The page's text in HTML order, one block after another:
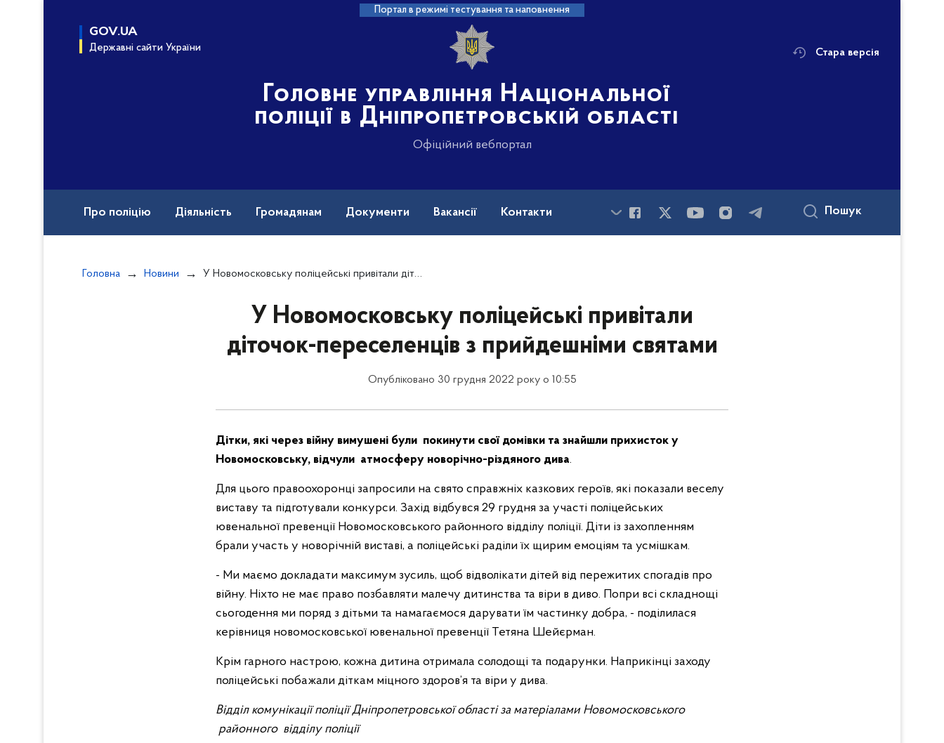
Портал в режимі тестування та наповнення
GOV.UA
Державні сайти України
Головне управління Національної
поліції в Дніпропетровській області
Офіційний вебпортал
Стара версія
Про поліцію Діяльність Громадянам Документи Вакансії Контакти Пошук
Головна Новини У Новомосковську поліцейські привітали діточок-переселенців з прийдешніми святами
У Новомосковську поліцейські привітали
діточок-переселенців з прийдешніми святами
Опубліковано 30 грудня 2022 року о 10:55
Дітки, які через війну вимушені були покинути свої домівки та знайшли прихисток у
Новомосковську, відчули атмосферу новорічно-різдяного дива.
Для цього правоохоронці запросили на свято справжніх казкових героїв, які показали веселу
виставу та підготували конкурси. Захід відбувся 29 грудня за участі поліцейських
ювенальної превенції Новомосковського районного відділу поліції. Діти із захопленням
брали участь у новорічній виставі, а поліцейські раділи їх щирим емоціям та усмішкам.
- Ми маємо докладати максимум зусиль, щоб відволікати дітей від пережитих спогадів про
війну. Ніхто не має право позбавляти малечу дитинства та віри в диво. Попри всі складнощі
сьогодення ми поряд з дітьми та намагаємося дарувати їм частинку добра, - поділилася
керівниця новомосковської ювенальної превенції Тетяна Шейєрман.
Крім гарного настрою, кожна дитина отримала солодощі та подарунки. Наприкінці заходу
поліцейські побажали діткам міцного здоров’я та віри у дива.
Відділ комунікації поліції Дніпропетровської області за матеріалами Новомосковського
районного відділу поліції